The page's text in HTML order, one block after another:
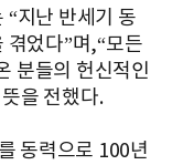
지난 반세기 동
겪었다”며,“모든
분들의 헌신적인
을 전했다.
동력으로 100년